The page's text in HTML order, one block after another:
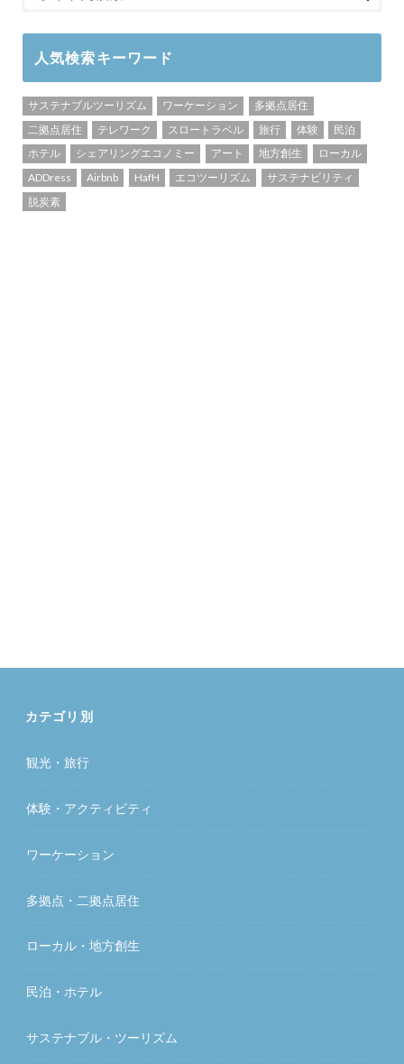
人気検索キーワード
サステナブルツーリズム ワーケーション
多拠点居住
二拠点居住
テレワーク スロートラベル 旅行 体験
民泊
ホテル
シェアリングエコノミー アート 地方創生
ローカル
ADDress
Airbnb HafH エコツーリズム
サステナビリティ
脱炭素
カテゴリ別
観光・旅行
体験・アクティビティ
ワーケーション
多拠点・二拠点居住
ローカル・地方創生
民泊・ホテル
サステナブル・ツーリズム